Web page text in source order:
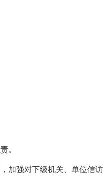
。
加强对下级机关、单位信访